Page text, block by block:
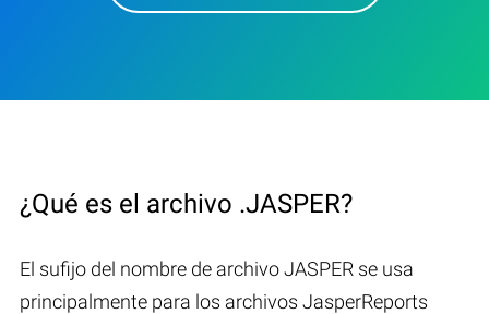
¿Qué es el archivo .JASPER?
El sufijo del nombre de archivo JASPER se usa
principalmente para los archivos JasperReports